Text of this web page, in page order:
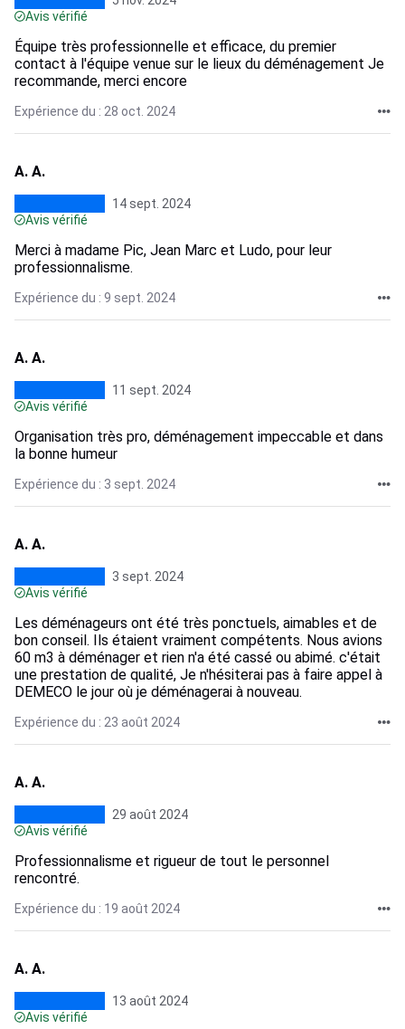
Avis vérifié
Équipe très professionnelle et efficace, du premier
contact à l'équipe venue sur le lieux du déménagement Je
recommande, merci encore
Expérience du : 28 oct. 2024
A. A.
14 sept. 2024
Avis vérifié
Merci à madame Pic, Jean Marc et Ludo, pour leur
professionnalisme.
Expérience du : 9 sept. 2024
A. A.
11 sept. 2024
Avis vérifié
Organisation très pro, déménagement impeccable et dans
la bonne humeur
Expérience du : 3 sept. 2024
A. A.
3 sept. 2024
Avis vérifié
Les déménageurs ont été très ponctuels, aimables et de
bon conseil. Ils étaient vraiment compétents. Nous avions
60 m3 à déménager et rien n'a été cassé ou abimé. c'était
une prestation de qualité, Je n'hésiterai pas à faire appel à
DEMECO le jour où je déménagerai à nouveau.
Expérience du : 23 août 2024
A. A.
29 août 2024
Avis vérifié
Professionnalisme et rigueur de tout le personnel
rencontré.
Expérience du : 19 août 2024
A. A.
13 août 2024
Avis vérifié